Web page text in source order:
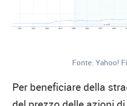
Fonte: Yahoo!
Per beneficiare della